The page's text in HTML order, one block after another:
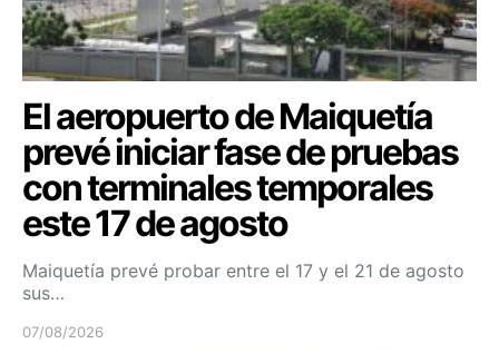
El aeropuerto de Maiquetía
prevé iniciar fase de pruebas
con terminales temporales
este 17 de agosto
Maiquetía prevé probar entre el 17 y el 21 de agosto
sus…
07/08/2026